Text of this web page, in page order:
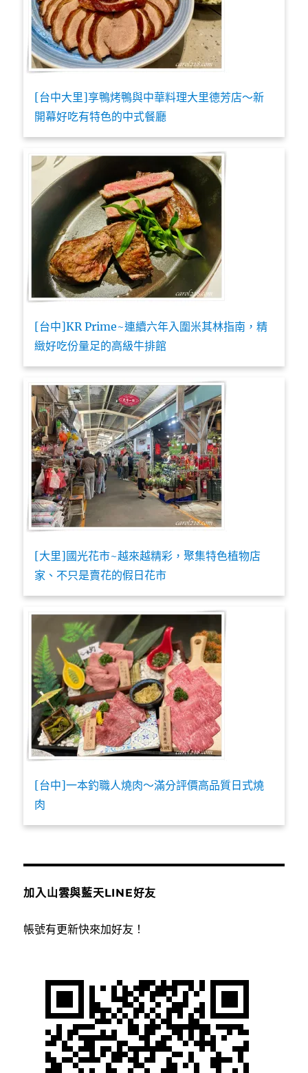
[台中大里]享鴨烤鴨與中華料理大里德芳店～新
開幕好吃有特色的中式餐廳
[台中]KR Prime~連續六年入圍米其林指南，精
緻好吃份量足的高級牛排館
[大里]國光花市~越來越精彩，聚集特色植物店
家、不只是賣花的假日花市
[台中]一本釣職人燒肉～滿分評價高品質日式燒
肉
加入山雲與藍天LINE好友
帳號有更新快來加好友！